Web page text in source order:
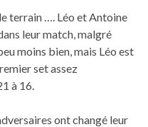
terrain …. Léo et Antoine
leur match, malgré
moins bien, mais Léo est
set assez
à 16.
ont changé leur